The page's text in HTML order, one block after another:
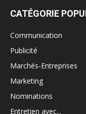
CATÉGORIE
Communication
Publicité
Marchés-Entreprises
Marketing
Nominations
Entretien avec...